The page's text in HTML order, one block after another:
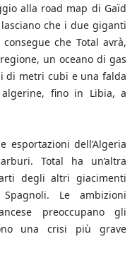
alla road map di Gaïd
che i due giganti
che Total avrà,
un oceano di gas
di metri cubi e una falda
fino in Libia, a
esportazioni dell’Algeria
Total ha un’altra
degli altri giacimenti
Le ambizioni
preoccupano gli
una crisi più grave